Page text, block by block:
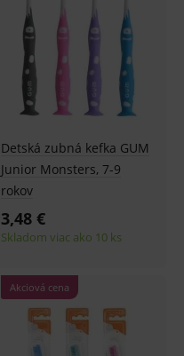
Detská zubná kefka GUM
Junior Monsters, 7-9
rokov
3,48 €
Skladom viac ako 10 ks
Akciová cena